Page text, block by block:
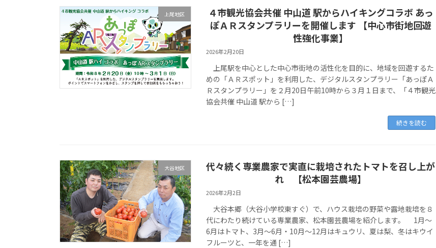
上尾地区
４市観光協会共催 中山道 駅からハイキングコラボ あっ
ぽＡＲスタンプラリーを開催します 【中心市街地回遊
性強化事業】
2026年2月20日
上尾駅を中心とした中心市街地の活性化を目的に、地域を回遊するた
めの「ＡＲスポット」を利用した、デジタルスタンプラリー「あっぽＡ
Ｒスタンプラリー」を２月20日午前10時から３月１日まで、「４市観光
協会共催 中山道 駅から […]
続きを読む
大谷地区
代々続く専業農家で実直に栽培されたトマトを召し上が
れ 【松本園芸農場】
2026年2月2日
大谷本郷（大谷小学校東すぐ）で、ハウス栽培の野菜や露地栽培を８
代にわたり続けている専業農家、松本園芸農場を紹介します。 1月〜
6月はトマト、3月〜6月・10月〜12月はキュウリ、夏は梨、冬はキウイ
フルーツと、一年を通 […]